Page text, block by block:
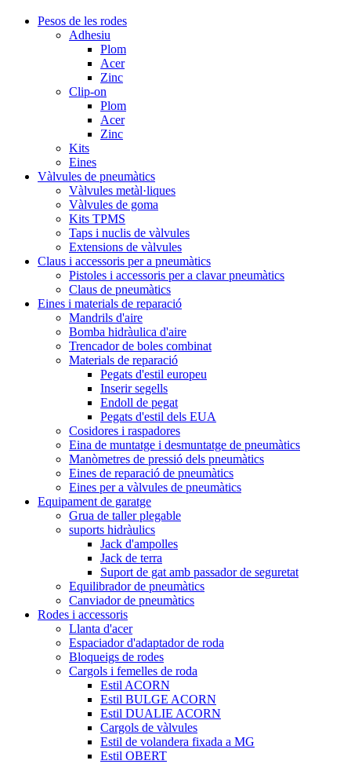
Pesos de les rodes
Adhesiu
Plom
Acer
Zinc
Clip-on
Plom
Acer
Zinc
Kits
Eines
Vàlvules de pneumàtics
Vàlvules metàl·liques
Vàlvules de goma
Kits TPMS
Taps i nuclis de vàlvules
Extensions de vàlvules
Claus i accessoris per a pneumàtics
Pistoles i accessoris per a clavar pneumàtics
Claus de pneumàtics
Eines i materials de reparació
Mandrils d'aire
Bomba hidràulica d'aire
Trencador de boles combinat
Materials de reparació
Pegats d'estil europeu
Inserir segells
Endoll de pegat
Pegats d'estil dels EUA
Cosidores i raspadores
Eina de muntatge i desmuntatge de pneumàtics
Manòmetres de pressió dels pneumàtics
Eines de reparació de pneumàtics
Eines per a vàlvules de pneumàtics
Equipament de garatge
Grua de taller plegable
suports hidràulics
Jack d'ampolles
Jack de terra
Suport de gat amb passador de seguretat
Equilibrador de pneumàtics
Canviador de pneumàtics
Rodes i accessoris
Llanta d'acer
Espaciador d'adaptador de roda
Bloqueigs de rodes
Cargols i femelles de roda
Estil ACORN
Estil BULGE ACORN
Estil DUALIE ACORN
Cargols de vàlvules
Estil de volandera fixada a MG
Estil OBERT